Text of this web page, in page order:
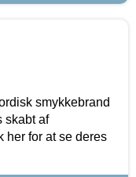
smykkebrand
skabt af
her for at se deres